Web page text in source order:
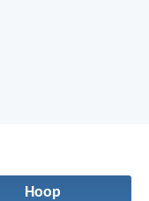
Hoop